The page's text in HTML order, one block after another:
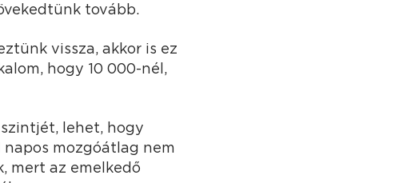
tovább.
vissza, akkor is ez
hogy 10 000-nél,
lehet, hogy
mozgóátlag nem
mert az emelkedő